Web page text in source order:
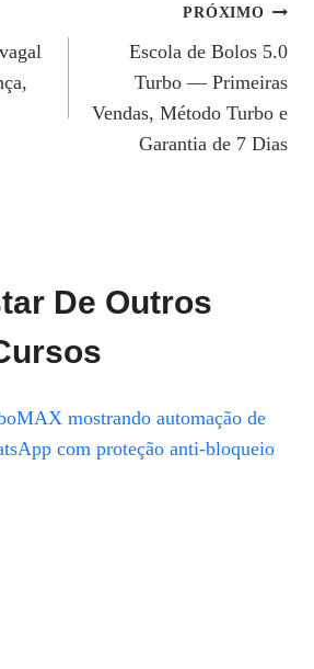
PRÓXIMO
Escola de Bolos 5.0
Turbo — Primeiras
Vendas, Método Turbo e
Garantia de 7 Dias
De Outros